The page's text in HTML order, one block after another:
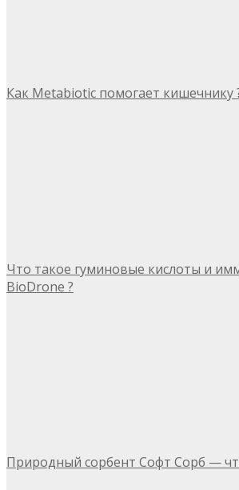
Как Metabiotic помогает кишечнику
Что такое гуминовые кислоты и
BioDrone ?
Природный сорбент Софт Сорб —